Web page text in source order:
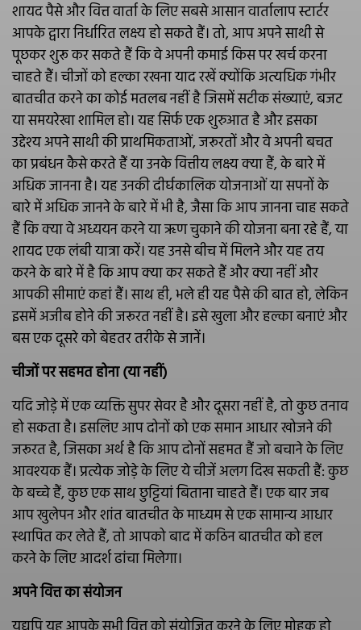
शायद पैसे और वित्त वार्ता के लिए सबसे आसान वार्तालाप स्टार्टर
आपके द्वारा निर्धारित लक्ष्य हो सकते हैं। तो, आप अपने साथी से
पूछकर शुरू कर सकते हैं कि वे अपनी कमाई किस पर खर्च करना
चाहते हैं। चीजों को हल्का रखना याद रखें क्योंकि अत्यधिक गंभीर
बातचीत करने का कोई मतलब नहीं है जिसमें सटीक संख्याएं, बजट
या समयरेखा शामिल हो। यह सिर्फ एक शुरुआत है और इसका
उद्देश्य अपने साथी की प्राथमिकताओं, जरूरतों और वे अपनी बचत
का प्रबंधन कैसे करते हैं या उनके वित्तीय लक्ष्य क्या हैं, के बारे में
अधिक जानना है। यह उनकी दीर्घकालिक योजनाओं या सपनों के
बारे में अधिक जानने के बारे में भी है, जैसा कि आप जानना चाह सकते
हैं कि क्या वे अध्ययन करने या ऋण चुकाने की योजना बना रहे हैं, या
शायद एक लंबी यात्रा करें। यह उनसे बीच में मिलने और यह तय
करने के बारे में है कि आप क्या कर सकते हैं और क्या नहीं और
आपकी सीमाएं कहां हैं। साथ ही, भले ही यह पैसे की बात हो, लेकिन
इसमें अजीब होने की जरूरत नहीं है। इसे खुला और हल्का बनाएं और
बस एक दूसरे को बेहतर तरीके से जानें।
चीजों पर सहमत होना (या नहीं)
यदि जोड़े में एक व्यक्ति सुपर सेवर है और दूसरा नहीं है, तो कुछ तनाव
हो सकता है। इसलिए आप दोनों को एक समान आधार खोजने की
जरूरत है, जिसका अर्थ है कि आप दोनों सहमत हैं जो बचाने के लिए
आवश्यक हैं। प्रत्येक जोड़े के लिए ये चीजें अलग दिख सकती हैं: कुछ
के बच्चे हैं, कुछ एक साथ छुट्टियां बिताना चाहते हैं। एक बार जब
आप खुलेपन और शांत बातचीत के माध्यम से एक सामान्य आधार
स्थापित कर लेते हैं, तो आपको बाद में कठिन बातचीत को हल
करने के लिए आदर्श ढांचा मिलेगा।
अपने वित्त का संयोजन